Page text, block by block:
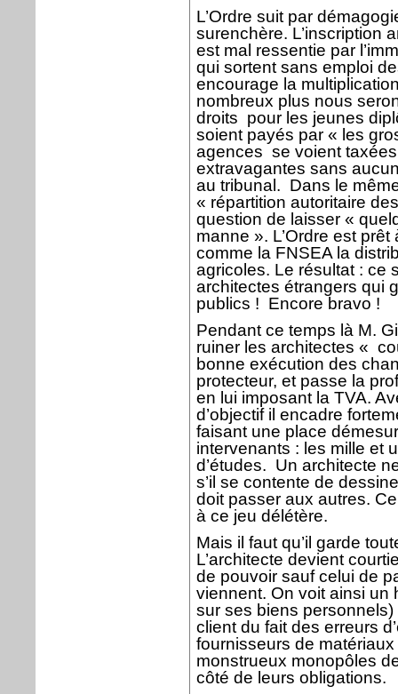
L’Ordre suit par
surenchère. L’inscription
est mal ressentie par
qui sortent sans emploi
encourage la
nombreux plus nous
droits pour les jeunes
soient payés par « les
agences se voient
extravagantes sans
au tribunal. Dans le
« répartition autoritaire
question de laisser «
manne ». L’Ordre est
comme la FNSEA la
agricoles. Le résultat : ce
architectes étrangers qui
publics ! Encore bravo !
Pendant ce temps là M.
ruiner les architectes «
bonne exécution des
protecteur, et passe la
en lui imposant la TVA.
d’objectif il encadre
faisant une place
intervenants : les mille et
d’études. Un architecte
s’il se contente de
doit passer aux autres.
à ce jeu délétère.
Mais il faut qu’il garde
L’architecte devient
de pouvoir sauf celui de
viennent. On voit ainsi un
sur ses biens personnels)
client du fait des erreurs
fournisseurs de
monstrueux monopôles
côté de leurs obligations.